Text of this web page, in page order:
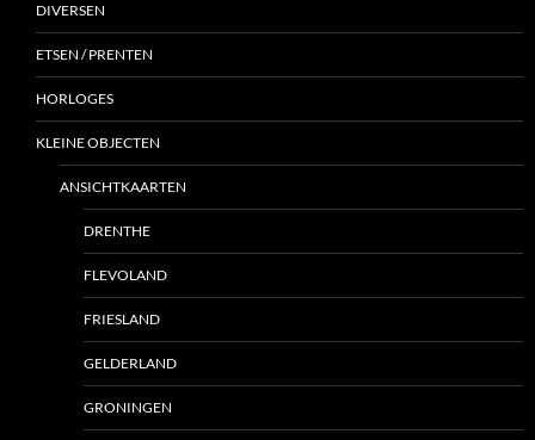
DIVERSEN
ETSEN / PRENTEN
HORLOGES
KLEINE OBJECTEN
ANSICHTKAARTEN
DRENTHE
FLEVOLAND
FRIESLAND
GELDERLAND
GRONINGEN